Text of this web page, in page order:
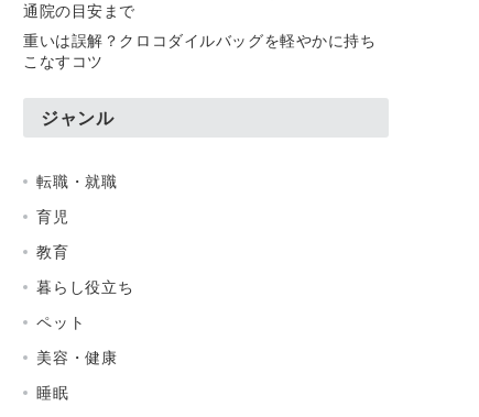
通院の目安まで
重いは誤解？クロコダイルバッグを軽やかに持ち
こなすコツ
ジャンル
転職・就職
育児
教育
暮らし役立ち
ペット
美容・健康
睡眠